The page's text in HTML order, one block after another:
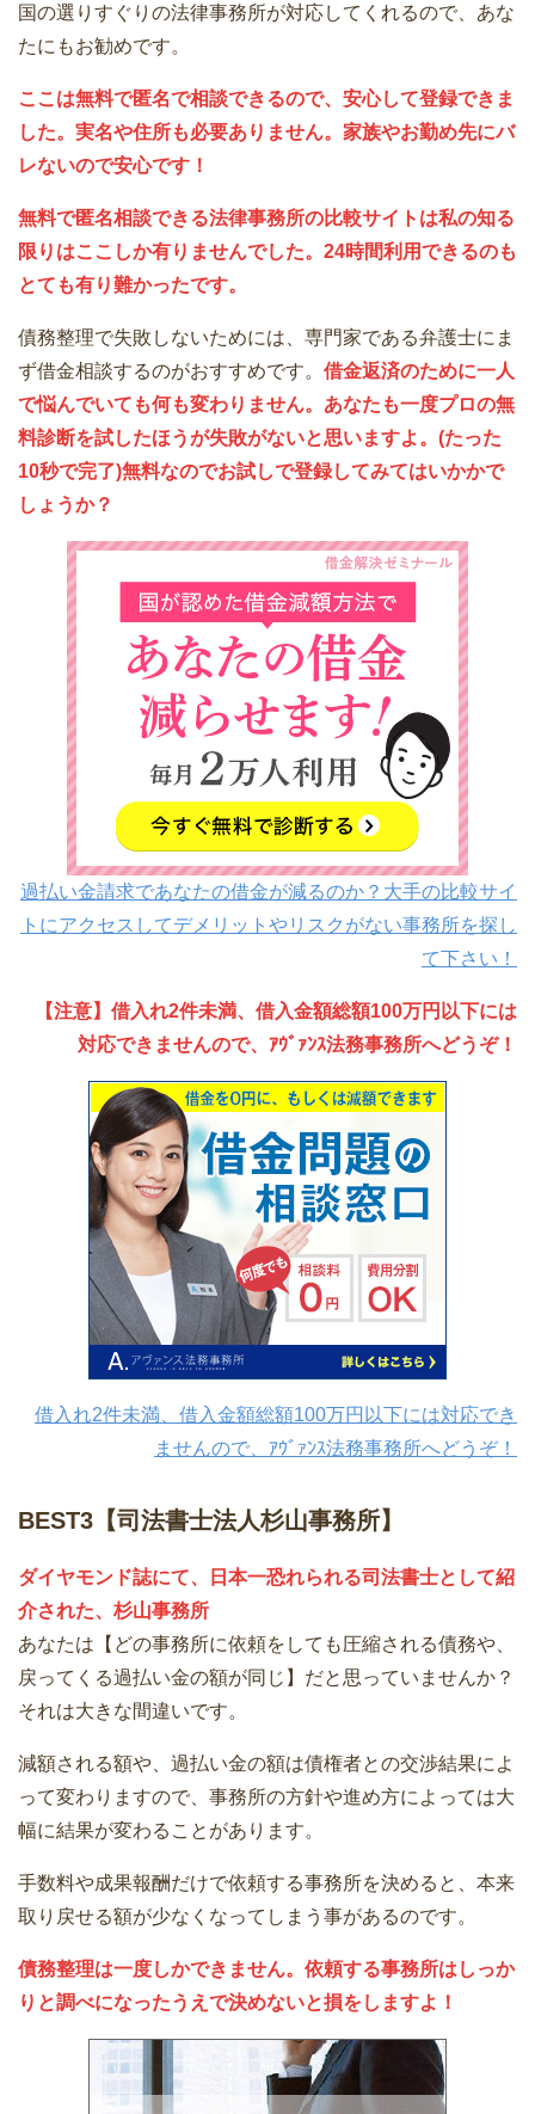
国の選りすぐりの法律事務所が対応してくれるので、あな
たにもお勧めです。
ここは無料で匿名で相談できるので、安心して登録できま
した。実名や住所も必要ありません。家族やお勤め先にバ
レないので安心です！
無料で匿名相談できる法律事務所の比較サイトは私の知る
限りはここしか有りませんでした。24時間利用できるのも
とても有り難かったです。
債務整理で失敗しないためには、専門家である弁護士にま
ず借金相談するのがおすすめです。 借金返済のために一人
で悩んでいても何も変わりません。あなたも一度プロの無
料診断を試したほうが失敗がないと思いますよ。(たった
10秒で完了)無料なのでお試しで登録してみてはいかかで
しょうか？
過払い金請求であなたの借金が減るのか？大手の比較サイ
トにアクセスしてデメリットやリスクがない事務所を探し
て下さい！
【注意】借入れ2件未満、借入金額総額100万円以下には
対応できませんので、ｱｳﾞｧﾝｽ法務事務所へどうぞ！
借入れ2件未満、借入金額総額100万円以下には対応でき
ませんので、ｱｳﾞｧﾝｽ法務事務所へどうぞ！
BEST3【司法書士法人杉山事務所】
ダイヤモンド誌にて、日本一恐れられる司法書士として紹
介された、杉山事務所
あなたは【どの事務所に依頼をしても圧縮される債務や、
戻ってくる過払い金の額が同じ】だと思っていませんか？
それは大きな間違いです。
減額される額や、過払い金の額は債権者との交渉結果によ
って変わりますので、事務所の方針や進め方によっては大
幅に結果が変わることがあります。
手数料や成果報酬だけで依頼する事務所を決めると、本来
取り戻せる額が少なくなってしまう事があるのです。
債務整理は一度しかできません。依頼する事務所はしっか
りと調べになったうえで決めないと損をしますよ！